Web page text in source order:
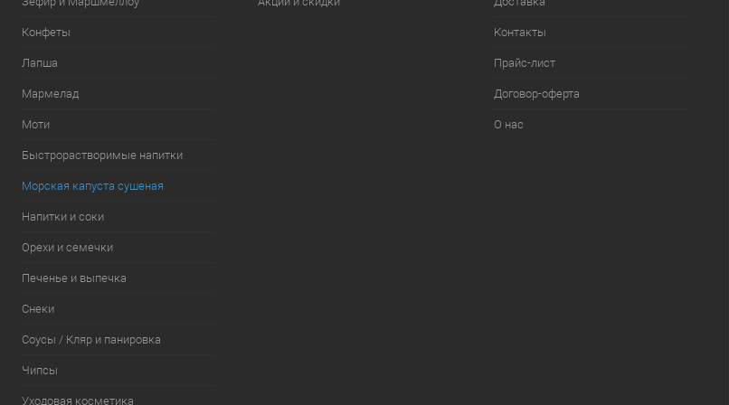
Конфеты
Лапша
Мармелад
Моти
Быстрорастворимые напитки
Морская капуста сушеная
Напитки и соки
Орехи и семечки
Печенье и выпечка
Снеки
Соусы / Кляр и панировка
Чипсы
Уходовая косметика
Контакты
Прайс-лист
Договор-оферта
О нас